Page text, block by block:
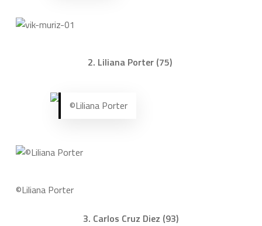
2. Liliana Porter (75)
©Liliana Porter
©Liliana Porter
3. Carlos Cruz Diez (93)